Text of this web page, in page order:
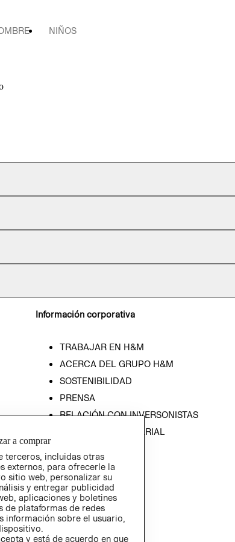
NIÑOS
Información corporativa
TRABAJAR EN H&M
ACERCA DEL GRUPO H&M
SOSTENIBILIDAD
PRENSA
RELACIÓN CON INVERSONISTAS
POLÍTICA EMPRESARIAL
a comprar
terceros, incluidas otras
externos, para ofrecerle la
sitio web, personalizar su
y entregar publicidad
aplicaciones y boletines
de plataformas de redes
información sobre el usuario,
y está de acuerdo en que